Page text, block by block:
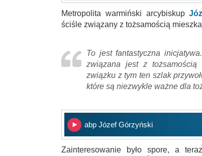
Metropolita warmiński arcybiskup
ściśle związany z tożsamością
To jest fantastyczna
związana jest z
związku z tym ten szlak
które są niezwykle ważne dla
abp Józef Górzyński
Zainteresowanie było spore, a